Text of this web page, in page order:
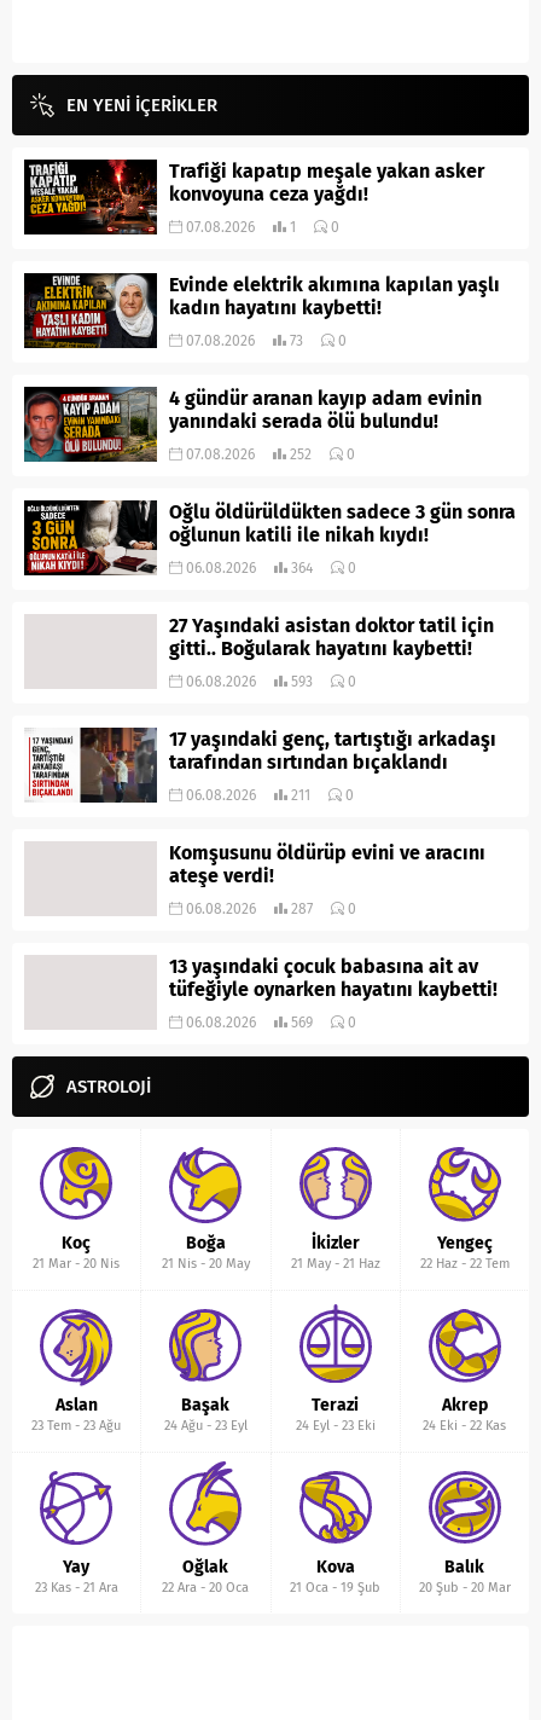
EN YENİ İÇERİKLER
Trafiği kapatıp meşale yakan asker
konvoyuna ceza yağdı!
07.08.2026 1 0
Evinde elektrik akımına kapılan yaşlı
kadın hayatını kaybetti!
07.08.2026 73 0
4 gündür aranan kayıp adam evinin
yanındaki serada ölü bulundu!
07.08.2026 252 0
Oğlu öldürüldükten sadece 3 gün sonra
oğlunun katili ile nikah kıydı!
06.08.2026 364 0
27 Yaşındaki asistan doktor tatil için
gitti.. Boğularak hayatını kaybetti!
06.08.2026 593 0
17 yaşındaki genç, tartıştığı arkadaşı
tarafından sırtından bıçaklandı
06.08.2026 211 0
Komşusunu öldürüp evini ve aracını
ateşe verdi!
06.08.2026 287 0
13 yaşındaki çocuk babasına ait av
tüfeğiyle oynarken hayatını kaybetti!
06.08.2026 569 0
ASTROLOJİ
Koç
21 Mar -20 Nis
Boğa
21 Nis- 20 May
İkizler
21 May- 21 Haz
Yengeç
22 Haz- 22 Tem
Aslan
23 Tem -23 Ağu
Başak
24 Ağu- 23 Eyl
Terazi
24 Eyl- 23 Eki
Akrep
24 Eki -22 Kas
Yay
23 Kas- 21 Ara
Oğlak
22 Ara -20 Oca
Kova
21 Oca -19 Şub
Balık
20 Şub - 20 Mar